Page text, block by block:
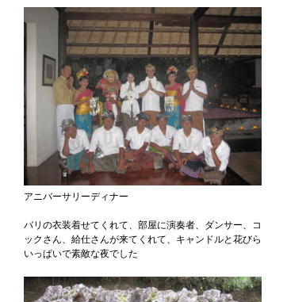
アニバーサリーディナー
バリの衣装着せてくれて、部屋に演奏者、ダンサー、コ
ックさん、給仕さんが来てくれて、キャンドルと花びら
いっぱいで素敵な夜でした